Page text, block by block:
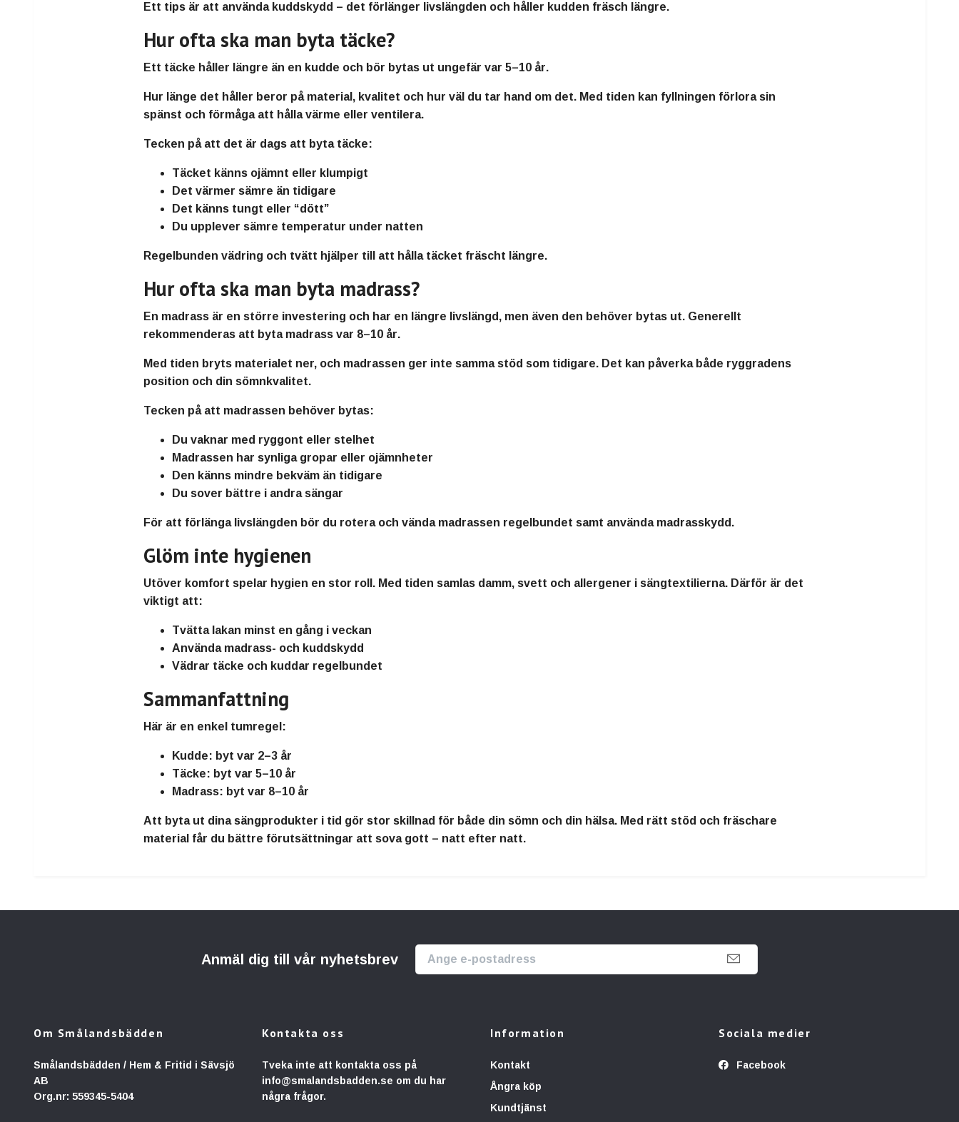
Ett tips är att använda kuddskydd – det förlänger livslängden och håller kudden fräsch längre.
Hur ofta ska man byta täcke?
Ett täcke håller längre än en kudde och bör bytas ut ungefär var5–10 år.
Hur länge det håller beror på material, kvalitet och hur väl du tar hand om det. Med tiden kan fyllningen förlora sin
spänst och förmåga att hålla värme eller ventilera.
Tecken på att det är dags att byta täcke:
Täcket känns ojämnt eller klumpigt
Det värmer sämre än tidigare
Det känns tungt eller “dött”
Du upplever sämre temperatur under natten
Regelbunden vädring och tvätt hjälper till att hålla täcket fräscht längre.
Hur ofta ska man byta madrass?
En madrass är en större investering och har en längre livslängd, men även den behöver bytas ut. Generellt
rekommenderas att byta madrass var 8–10 år.
Med tiden bryts materialet ner, och madrassen ger inte samma stöd som tidigare. Det kan påverka både ryggradens
position och din sömnkvalitet.
Tecken på att madrassen behöver bytas:
Du vaknar med ryggont eller stelhet
Madrassen har synliga gropar eller ojämnheter
Den känns mindre bekväm än tidigare
Du sover bättre i andra sängar
För att förlänga livslängden bör du rotera och vända madrassen regelbundet samt använda madrasskydd.
Glöm inte hygienen
Utöver komfort spelar hygien en stor roll. Med tiden samlas damm, svett och allergener i sängtextilierna. Därför är det
viktigt att:
Tvätta lakan minst en gång i veckan
Använda madrass- och kuddskydd
Vädrar täcke och kuddar regelbundet
Sammanfattning
Här är en enkel tumregel:
Kudde: byt var 2–3 år
Täcke: byt var 5–10 år
Madrass: byt var 8–10 år
Att byta ut dina sängprodukter i tid gör stor skillnad för både din sömn och din hälsa. Med rätt stöd och fräschare
material får du bättre förutsättningar att sova gott – natt efter natt.
Anmäl dig till vår nyhetsbrev
Om Smålandsbädden
Smålandsbädden / Hem & Fritid i Sävsjö
AB
Org.nr: 559345-5404
Kontakta oss
Tveka inte att kontakta oss på
info@smalandsbadden.se om du har
några frågor.
Information
Kontakt
Ångra köp
Kundtjänst
Sociala medier
Facebook